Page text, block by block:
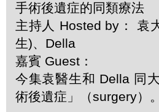
手術後遺症的同類療法
主持人 Hosted by： 袁
生)、Della
嘉賓 Guest：
今集袁醫生和 Della 同
術後遺症」（surgery）。